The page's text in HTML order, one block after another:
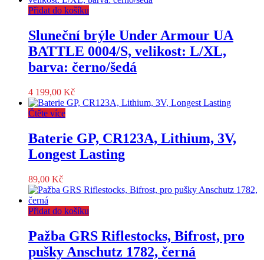
Přidat do košíku
Sluneční brýle Under Armour UA
BATTLE 0004/S, velikost: L/XL,
barva: černo/šedá
4 199,00 Kč
Čtěte více
Baterie GP, CR123A, Lithium, 3V,
Longest Lasting
89,00 Kč
Přidat do košíku
Pažba GRS Riflestocks, Bifrost, pro
pušky Anschutz 1782, černá